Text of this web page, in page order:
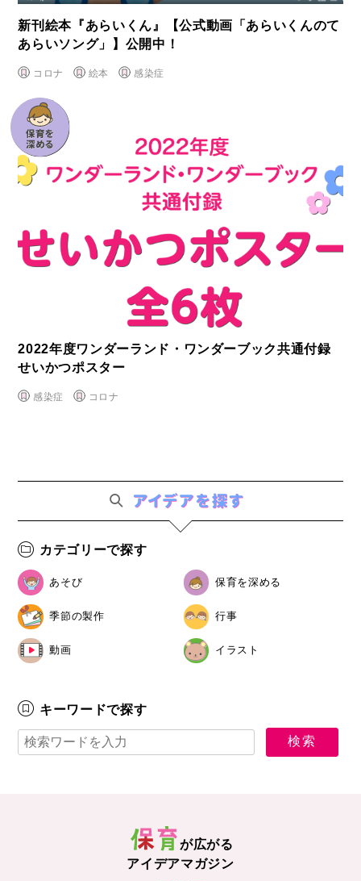
新刊絵本『あらいくん』【公式動画「あらいくんのて
あらいソング」】公開中！
コロナ 絵本 感染症
2022年度ワンダーランド・ワンダーブック共通付録
せいかつポスター
感染症 コロナ
カテゴリーで探す
あそび 保育を深める
季節の製作 行事
動画 イラスト
キーワードで探す
が広がる
アイデアマガジン